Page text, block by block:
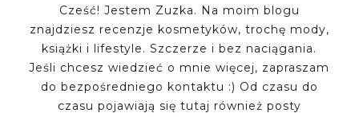
Cześć! Jestem Zuzka. Na moim blogu
znajdziesz recenzje kosmetyków, trochę mody,
książki i lifestyle. Szczerze i bez naciągania.
Jeśli chcesz wiedzieć o mnie więcej, zapraszam
do bezpośredniego kontaktu :) Od czasu do
czasu pojawiają się tutaj również posty